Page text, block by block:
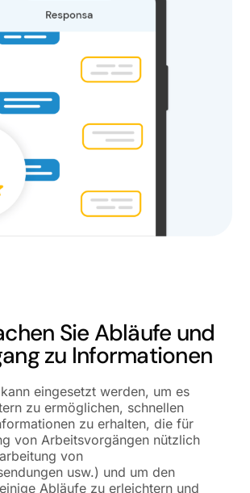
Sie Abläufe und
zu Informationen
eingesetzt werden, um es
zu ermöglichen, schnellen
zu erhalten, die für
von Arbeitsvorgängen nützlich
von
usw.) und um den
Abläufe zu erleichtern und